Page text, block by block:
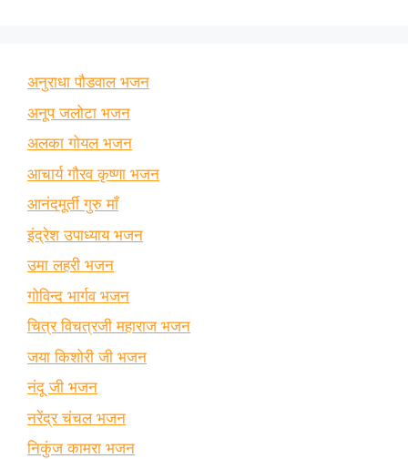
अनुराधा पौडवाल भजन
अनूप जलोटा भजन
अलका गोयल भजन
आचार्य गौरव कृष्णा भजन
आनंदमूर्ती गुरु माँ
इंद्रेश उपाध्याय भजन
उमा लहरी भजन
गोविन्द भार्गव भजन
चित्र विचत्रजी महाराज भजन
जया किशोरी जी भजन
नंदू जी भजन
नरेंद्र चंचल भजन
निकुंज कामरा भजन